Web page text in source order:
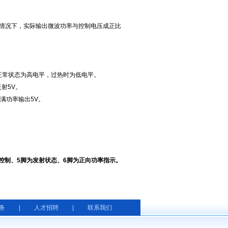
况下，实际输出微波功率与控制电压成正比
状态为高电平，过热时为低电平。
射5V。
满功率输出5V。
制、 5脚为发射状态、 6脚为正向功率指示。
人才招聘 联系我们